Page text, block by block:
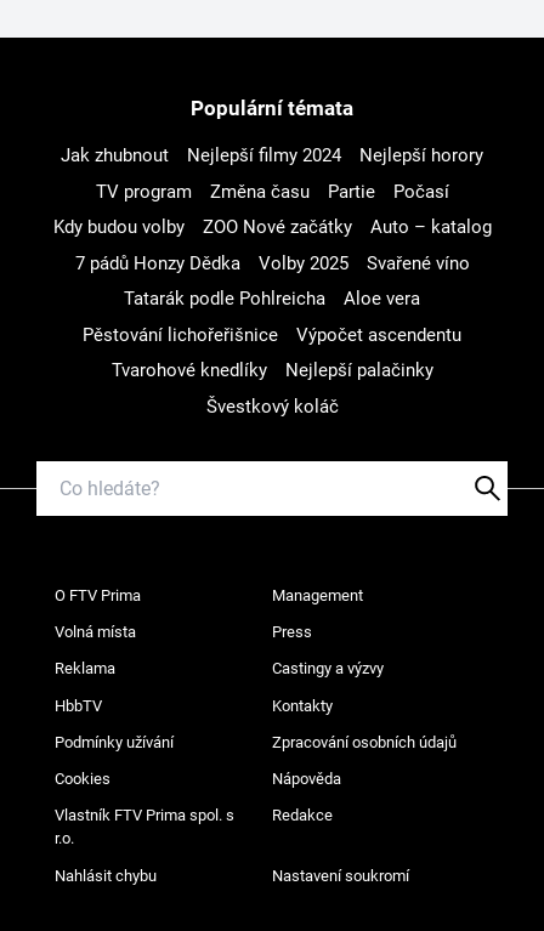
Populární témata
Jak zhubnout Nejlepší filmy 2024
Nejlepší horory
TV program
Změna času Partie
Počasí
Kdy budou volby
ZOO Nové začátky
Auto – katalog
7 pádů Honzy Dědka
Volby 2025
Svařené víno
Tatarák podle Pohlreicha
Aloe vera
Pěstování lichořeřišnice
Výpočet ascendentu
Tvarohové knedlíky
Nejlepší palačinky
Švestkový koláč
O FTV Prima Management
Volná místa Press
Reklama Castingy a výzvy
HbbTV Kontakty
Podmínky užívání Zpracování osobních údajů
Cookies Nápověda
Vlastník FTV Prima spol. s
r.o.
Redakce
Nahlásit chybu Nastavení soukromí